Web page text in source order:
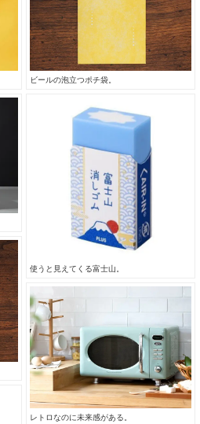
ビールの泡立つポチ袋。
使うと見えてくる富士山。
レトロなのに未来感がある。